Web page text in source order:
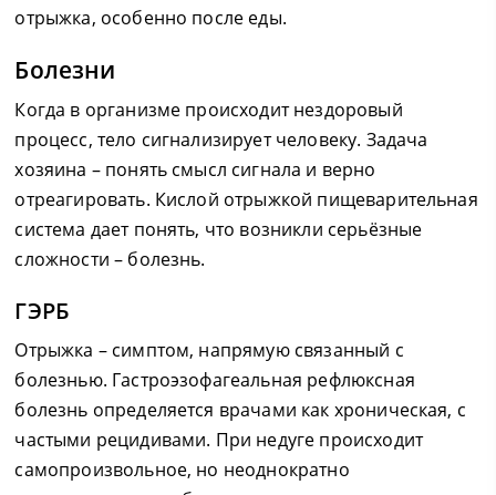
отрыжка, особенно после еды.
Болезни
Когда в организме происходит нездоровый
процесс, тело сигнализирует человеку. Задача
хозяина – понять смысл сигнала и верно
отреагировать. Кислой отрыжкой пищеварительная
система дает понять, что возникли серьёзные
сложности – болезнь.
ГЭРБ
Отрыжка – симптом, напрямую связанный с
болезнью. Гастроэзофагеальная рефлюксная
болезнь определяется врачами как хроническая, с
частыми рецидивами. При недуге происходит
самопроизвольное, но неоднократно